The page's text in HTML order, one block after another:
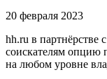
20 февраля 2023
hh.ru в партнёрстве
соискателям опцию
на любом уровне